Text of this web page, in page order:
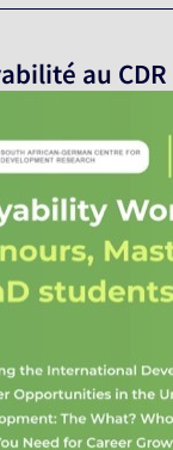
au CDR